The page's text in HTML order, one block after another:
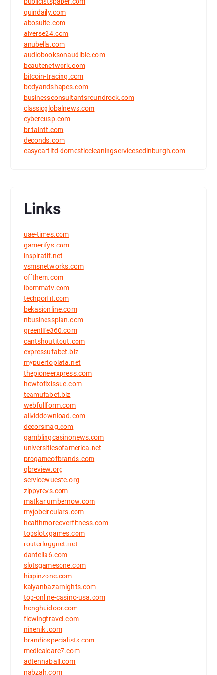
publicistspaper.com
quindaily.com
abosulte.com
aiverse24.com
anubella.com
audiobooksonaudible.com
beautenetwork.com
bitcoin-tracing.com
bodyandshapes.com
businessconsultantsroundrock.com
classicglobalnews.com
cybercusp.com
britaintt.com
deconds.com
easycartltd-domesticcleaningservicesedinburgh.com
Links
uae-times.com
gamerifys.com
inspiratif.net
vsmsnetworks.com
offthem.com
ibommatv.com
techporfit.com
bekasionline.com
nbusinessplan.com
greenlife360.com
cantshoutitout.com
expressufabet.biz
mypuertoplata.net
thepioneerxpress.com
howtofixissue.com
teamufabet.biz
webfullform.com
allviddownload.com
decorsmag.com
gamblingcasinonews.com
universitiesofamerica.net
progameofbrands.com
qbreview.org
servicewueste.org
zippyrevs.com
matkanumbernow.com
myjobcirculars.com
healthmoreoverfitness.com
topslotxgames.com
routerloggnet.net
dantella6.com
slotsgamesone.com
hispinzone.com
kalyanbazarnights.com
top-online-casino-usa.com
honghuidoor.com
flowingtravel.com
nineniki.com
brandiospecialists.com
medicalcare7.com
adtennaball.com
nabzah.com